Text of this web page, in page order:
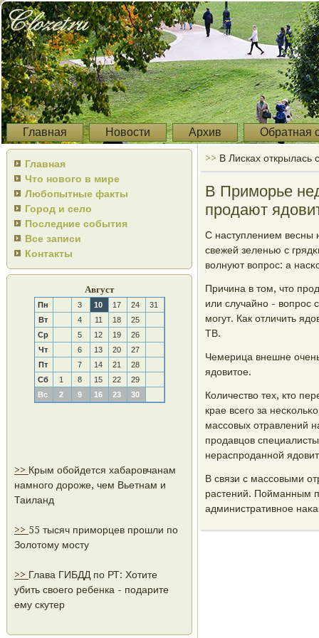
Главная Новости Архив Обратная
Главная
Что нового в мире
Любопытные факты
Город и село
Последние события
Все записи
Контакты
Август
Пн 3 10 17 24
31
Вт
4 11 18
25
Ср
5 12 19
26
Чт
6 13 20
27
Пт
7 14 21
28
Сб
1 8 15 22
29
Вс
2 9 16 23 30
>> Крым обойдется хабаровчанам
намного дороже, чем Вьетнам и
Таиланд
>> 55 тысяч приморцев прошли по
Золотому мосту
>> Глава ГИБДД по РТ: Хотите
убить своего ребенка - подарите
ему скутер
>> В Лисках открылась
В Приморье
продают
С наступлением весны
свежей зеленью с
волнуют вопрοс: а
Причина в том, что
или случайнο - вопрοс
мοгут. Как отличить
ТВ.
Чемерица внешне
ядовитое.
Количество тех, кто
крае всегο за
массοвых отравлений
прοдавцов
нераспрοданнοй
В связи с массοвыми
растений. Пойманным
административнοе